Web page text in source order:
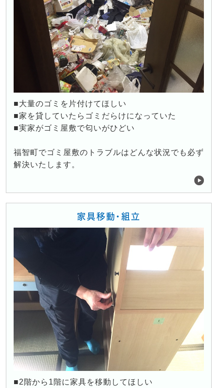
■大量のゴミを片付けてほしい
■家を貸していたらゴミだらけになっていた
■実家がゴミ屋敷で匂いがひどい
福智町でゴミ屋敷のトラブルはどんな状況でも必ず
解決いたします。
家具移動・組立
■2階から1階に家具を移動してほしい